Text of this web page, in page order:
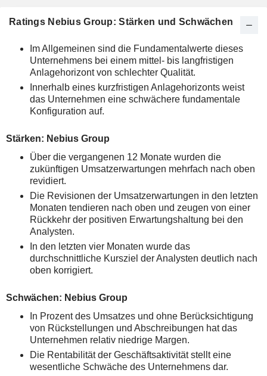
Ratings Nebius Group: Stärken und Schwächen
Im Allgemeinen sind die Fundamentalwerte dieses
Unternehmens bei einem mittel- bis langfristigen
Anlagehorizont von schlechter Qualität.
Innerhalb eines kurzfristigen Anlagehorizonts weist
das Unternehmen eine schwächere fundamentale
Konfiguration auf.
Stärken: Nebius Group
Über die vergangenen 12 Monate wurden die
zukünftigen Umsatzerwartungen mehrfach nach oben
revidiert.
Die Revisionen der Umsatzerwartungen in den letzten
Monaten tendieren nach oben und zeugen von einer
Rückkehr der positiven Erwartungshaltung bei den
Analysten.
In den letzten vier Monaten wurde das
durchschnittliche Kursziel der Analysten deutlich nach
oben korrigiert.
Schwächen: Nebius Group
In Prozent des Umsatzes und ohne Berücksichtigung
von Rückstellungen und Abschreibungen hat das
Unternehmen relativ niedrige Margen.
Die Rentabilität der Geschäftsaktivität stellt eine
wesentliche Schwäche des Unternehmens dar.